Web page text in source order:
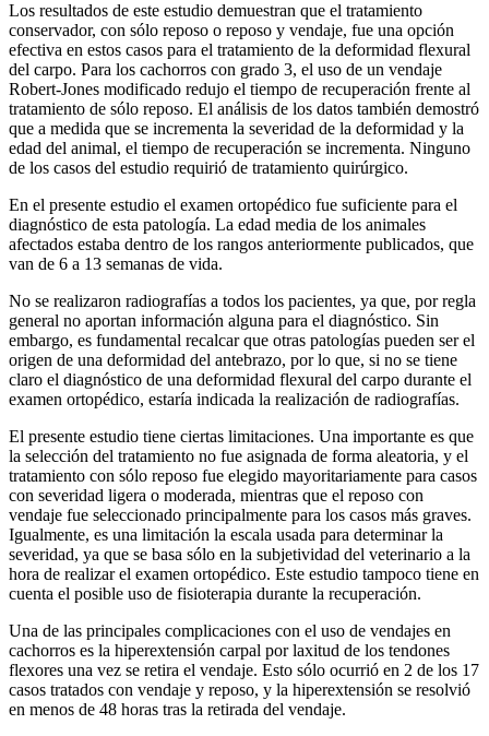
Los resultados de este estudio demuestran que el tratamiento
conservador, con sólo reposo o reposo y vendaje, fue una opción
efectiva en estos casos para el tratamiento de la deformidad flexural
del carpo. Para los cachorros con grado 3, el uso de un vendaje
Robert-Jones modificado redujo el tiempo de recuperación frente al
tratamiento de sólo reposo. El análisis de los datos también demostró
que a medida que se incrementa la severidad de la deformidad y la
edad del animal, el tiempo de recuperación se incrementa. Ninguno
de los casos del estudio requirió de tratamiento quirúrgico.
En el presente estudio el examen ortopédico fue suficiente para el
diagnóstico de esta patología. La edad media de los animales
afectados estaba dentro de los rangos anteriormente publicados, que
van de 6 a 13 semanas de vida.
No se realizaron radiografías a todos los pacientes, ya que, por regla
general no aportan información alguna para el diagnóstico. Sin
embargo, es fundamental recalcar que otras patologías pueden ser el
origen de una deformidad del antebrazo, por lo que, si no se tiene
claro el diagnóstico de una deformidad flexural del carpo durante el
examen ortopédico, estaría indicada la realización de radiografías.
El presente estudio tiene ciertas limitaciones. Una importante es que
la selección del tratamiento no fue asignada de forma aleatoria, y el
tratamiento con sólo reposo fue elegido mayoritariamente para casos
con severidad ligera o moderada, mientras que el reposo con
vendaje fue seleccionado principalmente para los casos más graves.
Igualmente, es una limitación la escala usada para determinar la
severidad, ya que se basa sólo en la subjetividad del veterinario a la
hora de realizar el examen ortopédico. Este estudio tampoco tiene en
cuenta el posible uso de fisioterapia durante la recuperación.
Una de las principales complicaciones con el uso de vendajes en
cachorros es la hiperextensión carpal por laxitud de los tendones
flexores una vez se retira el vendaje. Esto sólo ocurrió en 2 de los 17
casos tratados con vendaje y reposo, y la hiperextensión se resolvió
en menos de 48 horas tras la retirada del vendaje.